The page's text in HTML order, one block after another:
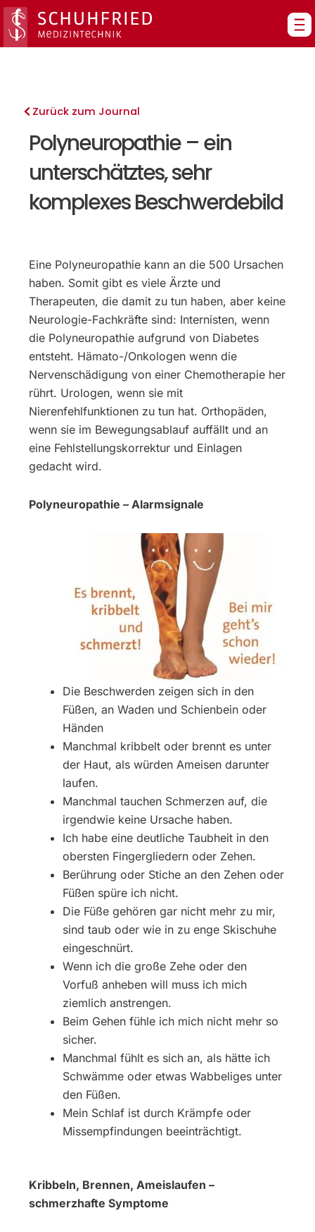
Zum
Inhalt
springen
Zurück zum Journal
Polyneuropathie – ein
unterschätztes, sehr
komplexes Beschwerdebild
Eine Polyneuropathie kann an die 500 Ursachen
haben. Somit gibt es viele Ärzte und
Therapeuten, die damit zu tun haben, aber keine
Neurologie-Fachkräfte sind: Internisten, wenn
die Polyneuropathie aufgrund von Diabetes
entsteht. Hämato-/Onkologen wenn die
Nervenschädigung von einer Chemotherapie her
rührt. Urologen, wenn sie mit
Nierenfehlfunktionen zu tun hat. Orthopäden,
wenn sie im Bewegungsablauf auffällt und an
eine Fehlstellungskorrektur und Einlagen
gedacht wird.
Polyneuropathie – Alarmsignale
Die Beschwerden zeigen sich in den
Füßen, an Waden und Schienbein oder
Händen
Manchmal kribbelt oder brennt es unter
der Haut, als würden Ameisen darunter
laufen.
Manchmal tauchen Schmerzen auf, die
irgendwie keine Ursache haben.
Ich habe eine deutliche Taubheit in den
obersten Fingergliedern oder Zehen.
Berührung oder Stiche an den Zehen oder
Füßen spüre ich nicht.
Die Füße gehören gar nicht mehr zu mir,
sind taub oder wie in zu enge Skischuhe
eingeschnürt.
Wenn ich die große Zehe oder den
Vorfuß anheben will muss ich mich
ziemlich anstrengen.
Beim Gehen fühle ich mich nicht mehr so
sicher.
Manchmal fühlt es sich an, als hätte ich
Schwämme oder etwas Wabbeliges unter
den Füßen.
Mein Schlaf ist durch Krämpfe oder
Missempfindungen beeinträchtigt.
Kribbeln, Brennen, Ameislaufen –
schmerzhafte Symptome